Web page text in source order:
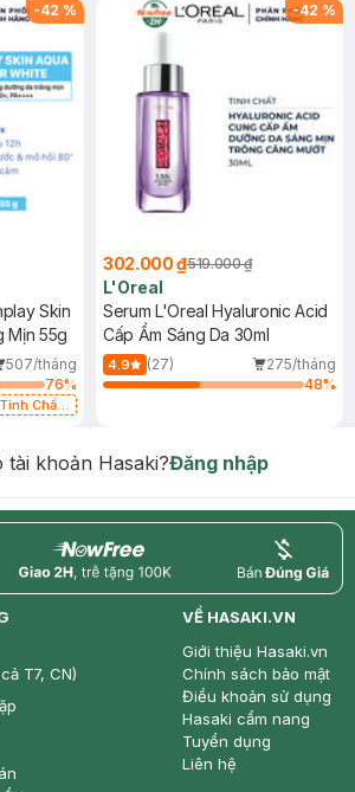
-42 %
Skin
Mịn 55g
507/tháng
76%
Chất
-42 %
302.000 ₫519.000 ₫
L'Oreal
Serum L'Oreal Hyaluronic Acid
Cấp Ẩm Sáng Da 30ml
4.9 (27)
275/tháng
48%
tài khoản Hasaki?Đăng nhập
nowfree price
T7, CN)
VỀ HASAKI.VN
Giới thiệu Hasaki.vn
Chính sách bảo mật
Điều khoản sử dụng
Hasaki cẩm nang
Tuyển dụng
Liên hệ